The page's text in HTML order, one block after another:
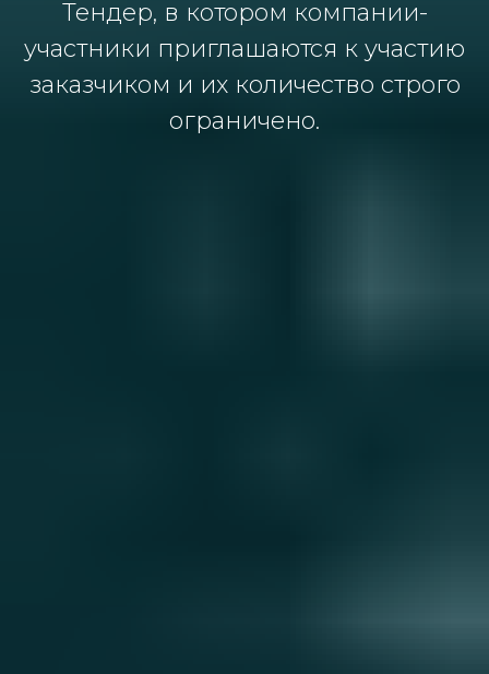
Тендер, в котором компании-
участники приглашаются к участию
заказчиком и их количество строго
ограничено.